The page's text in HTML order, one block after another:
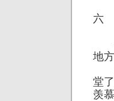
六
哥
地
老
堂
羡